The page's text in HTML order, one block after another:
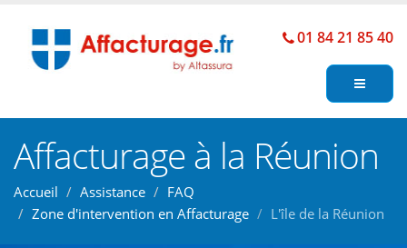
01 84 21 85 40
Affacturage à la Réunion
Accueil Assistance
FAQ
Zone d'intervention en Affacturage
L'île de la Réunion